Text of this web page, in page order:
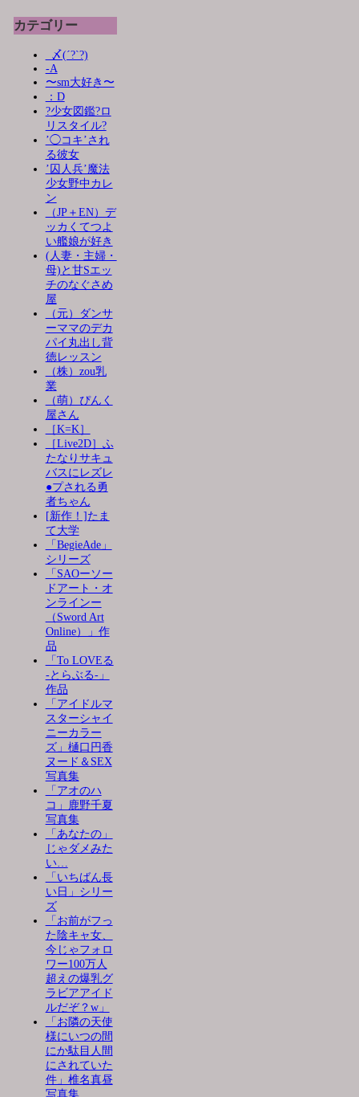
カテゴリー
_〆(´?`?)
-A
〜sm大好き〜
：D
?少女図鑑?ロ
リスタイル?
’◯コキ’され
る彼女
’囚人兵’魔法
少女野中カレ
ン
（JP＋EN）デ
ッカくてつよ
い艦娘が好き
(人妻・主婦・
母)と甘Sエッ
チのなぐさめ
屋
（元）ダンサ
ーママのデカ
パイ丸出し背
徳レッスン
（株）zou乳
業
（萌）ぴんく
屋さん
［K=K］
［Live2D］ふ
たなりサキュ
バスにレズレ
●プされる勇
者ちゃん
[新作！]たま
て大学
「BegieAde」
シリーズ
「SAOーソー
ドアート・オ
ンラインー
（Sword Art
Online）」作
品
「To LOVEる
-とらぶる-」
作品
「アイドルマ
スターシャイ
ニーカラー
ズ」樋口円香
ヌード＆SEX
写真集
「アオのハ
コ」鹿野千夏
写真集
「あなたの」
じゃダメみた
い…
「いちばん長
い日」シリー
ズ
「お前がフっ
た陰キャ女、
今じゃフォロ
ワー100万人
超えの爆乳グ
ラビアアイド
ルだぞ？w」
「お隣の天使
様にいつの間
にか駄目人間
にされていた
件」椎名真昼
写真集